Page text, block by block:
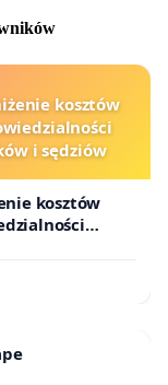
kosztów
i sędziów
kosztów